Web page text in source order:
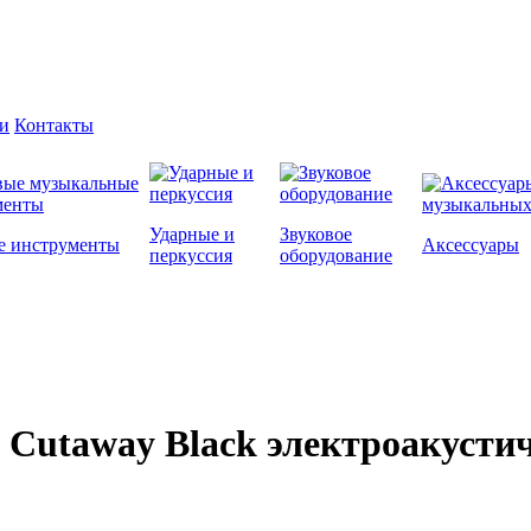
Контакты
инструменты
Ударные и
перкуссия
Звуковое
оборудование
Аксессуары
Black